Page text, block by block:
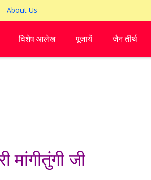
About Us
विशेष आलेख पूजायें जैन तीर्थ
मांगीतुंगी जी